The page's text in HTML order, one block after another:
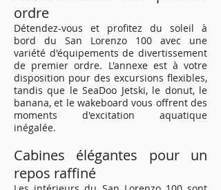
ordre
Détendez-vous et profitez du soleil à
bord du San Lorenzo 100 avec une
variété d'équipements de divertissement
de premier ordre. L'annexe est à votre
disposition pour des excursions flexibles,
tandis que le SeaDoo Jetski, le donut, le
banana, et le wakeboard vous offrent des
moments d'excitation aquatique
inégalée.
Cabines élégantes pour un
repos raffiné